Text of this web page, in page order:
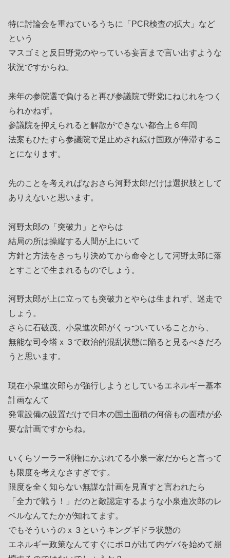
特に討論会を重ねているうちに「PCR検査の拡大」など
という
マスゴミと反日野党のやっている妄言まで言い出すような
状況ですからね。
来年の参院選で負けると再び参議院で野党にねじれをつく
られかねず。
参議院を抑えられると解散ができない都合上６年間
法案もひたすら参議院で足止めされ続け国政が停滞するこ
とになります。
先のことを考えればなおさら河野太郎だけは選択肢として
ありえないと思います。
河野太郎の「突破力」とやらは
結局の所は操縦する人間が上にいて
方針と方法をきっちり決めてから命令として河野太郎に落
とすことで生まれるものでしょう。
河野太郎が上に立っても突破力とやらは生まれず、迷走で
しょう。
さらに石破茂、小泉進次郎がくっついていることから、
無能な司令塔ｘ３で政治的混乱状態に陥ると見るべきだろ
うと思います。
現在小泉進次郎らが強行しようとしているエネルギー基本
計画なんて
発電設備の設置だけで日本の国土面積の何倍もの面積が必
要な計画ですからね。
いくらソーラー利権にかぶれてる小泉一家だからと言って
も限度を考えなさすぎです。
限度を全く知らない無謀な計画を見直すと言われたら
「全力で戦う！」だのと敵認定するような小泉進次郎のレ
ベルなんてたかが知れてます。
でもそういうのｘ３というキングギドラ状態の
エネルギー政策なんてすぐにボロが出て内ゲバを始めて崩